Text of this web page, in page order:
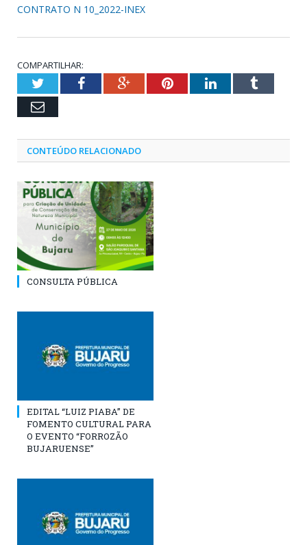
CONTRATO N 10_2022-INEX
COMPARTILHAR:
TwitterFacebookGoogle+PinterestLinkedInTumblr
Email
CONTEÚDO RELACIONADO
CONSULTA PÚBLICA
EDITAL “LUIZ PIABA” DE
FOMENTO CULTURAL PARA
O EVENTO “FORROZÃO
BUJARUENSE”